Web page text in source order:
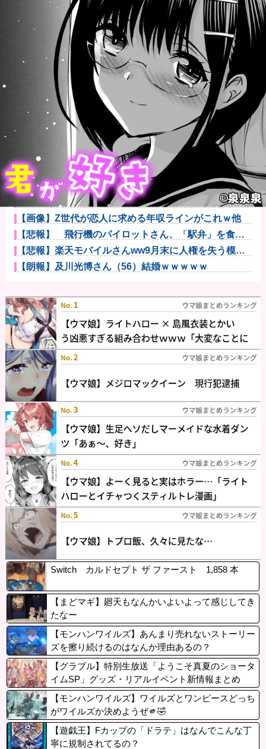
【画像】閉店間際の回転ずし、ネタの量がバグってる
と話題にｗｗ...
【画像】ハンターハンターさん、ガチで最強の新能力
を登場させて...
女性「レイプされました」検事「嘘では？」女性「傷
ついたので訴...
【速報】ひろゆき、離婚へｗｗｗ
宇宙人はいる？いて座の方角から72秒間捉えた強い電
波、50年...
【悲報】クレヨンしんちゃんでエッッッしたいキャ
ラ、満場一致で...
「今日のお前らが言うな大賞？」とメディア関係者の
一般人への苦...
AHRA「DH導入が遅すぎる、たまにピッチャーが打っ
たからっ...
【画像】秋葉原で大量のメイド＆巫女たちが潮で水打
ちを実施ww...
【腹筋崩壊】見た瞬間吹いた画像を貼っていくスレｗ
ｗｗｗ他
【画像】Z世代が恋人に求める年収ラインがこれｗ他
【悲報】 飛行機のパイロットさん、「駅弁」を食べ
ていることが...
【悲報】楽天モバイルさんww9月末に人権を失う模様
wwwww
【朗報】及川光博さん（56）結婚ｗｗｗｗｗ
Switch カルドセプト ザ ファースト 1,858 本
【まどマギ】廻天もなんかいよいよって感じしてき
たなー
【モンハンワイルズ】あんまり売れないストーリー
ズを擦り続けるのはなんか理由あるの？
【グラブル】特別生放送「ようこそ真夏のショータ
イムSP」グッズ・リアルイベント新情報まとめ
【モンハンワイルズ】ワイルズとワンピースどっち
がワイルズか決めようぜ🫵🤣
【遊戯王】Fカップの「ドラテ」はなんでこんな丁
寧に規制されてるの？